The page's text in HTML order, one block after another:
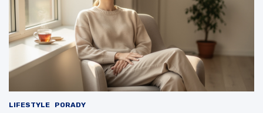
LIFESTYLE PORADY